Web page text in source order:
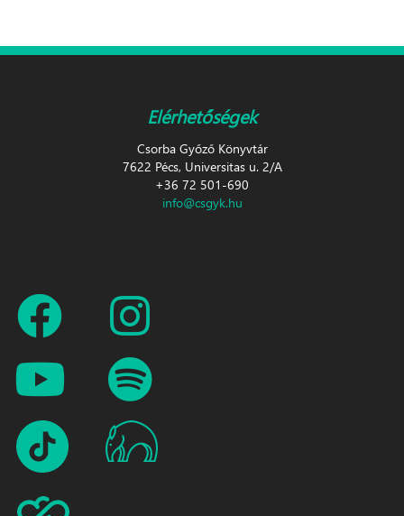
Elérhetőségek
Csorba Győző Könyvtár
7622 Pécs, Universitas u. 2/A
+36 72 501-690
info@csgyk.hu